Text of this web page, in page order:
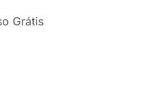
Grátis